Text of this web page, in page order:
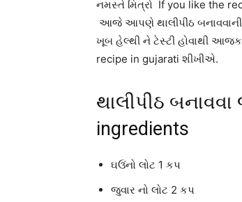
નમસ્તે મિત્રો If you like the
આજે આપણે થાલીપીઠ બનાવવાની
ખૂબ હેલ્થી ને ટેસ્ટી હોવાથી
recipe in gujarati શીખીએ.
થાલીપીઠ
ingredients
ઘઉંનો લોટ 1 કપ
જુવાર નો લોટ 2 કપ